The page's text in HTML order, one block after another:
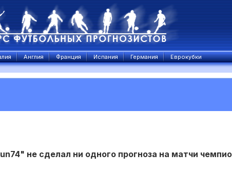
Англия Франция Испания Германия Еврокубки
не сделал ни одного прогноза на матчи